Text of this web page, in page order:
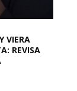
VIERA
REVISA